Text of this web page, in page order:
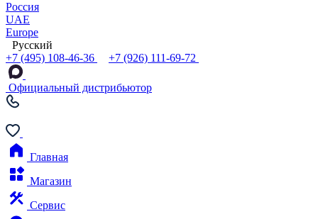
Россия
UAE
Europe
Русский
+7 (495) 108-46-36
+7 (926) 111-69-72
Официальный дистрибьютор
Главная
Магазин
Сервис